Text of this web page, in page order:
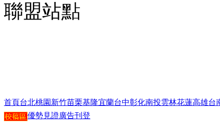
聯盟站點
首頁台北桃園 新竹苗栗基隆宜蘭台中彰化南投雲林花蓮高雄台
優勢見證廣告刊登